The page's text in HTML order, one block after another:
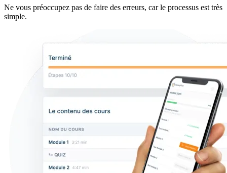
Ne vous préoccupez pas de faire des erreurs, car le processus est très
simple.